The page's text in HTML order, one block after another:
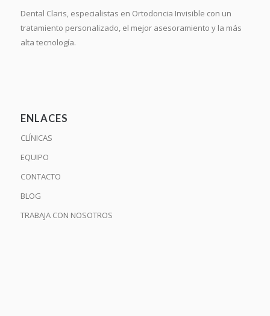
Dental Claris, especialistas en Ortodoncia Invisible con un
tratamiento personalizado, el mejor asesoramiento y la más
alta tecnología.
ENLACES
CLÍNICAS
EQUIPO
CONTACTO
BLOG
TRABAJA CON NOSOTROS